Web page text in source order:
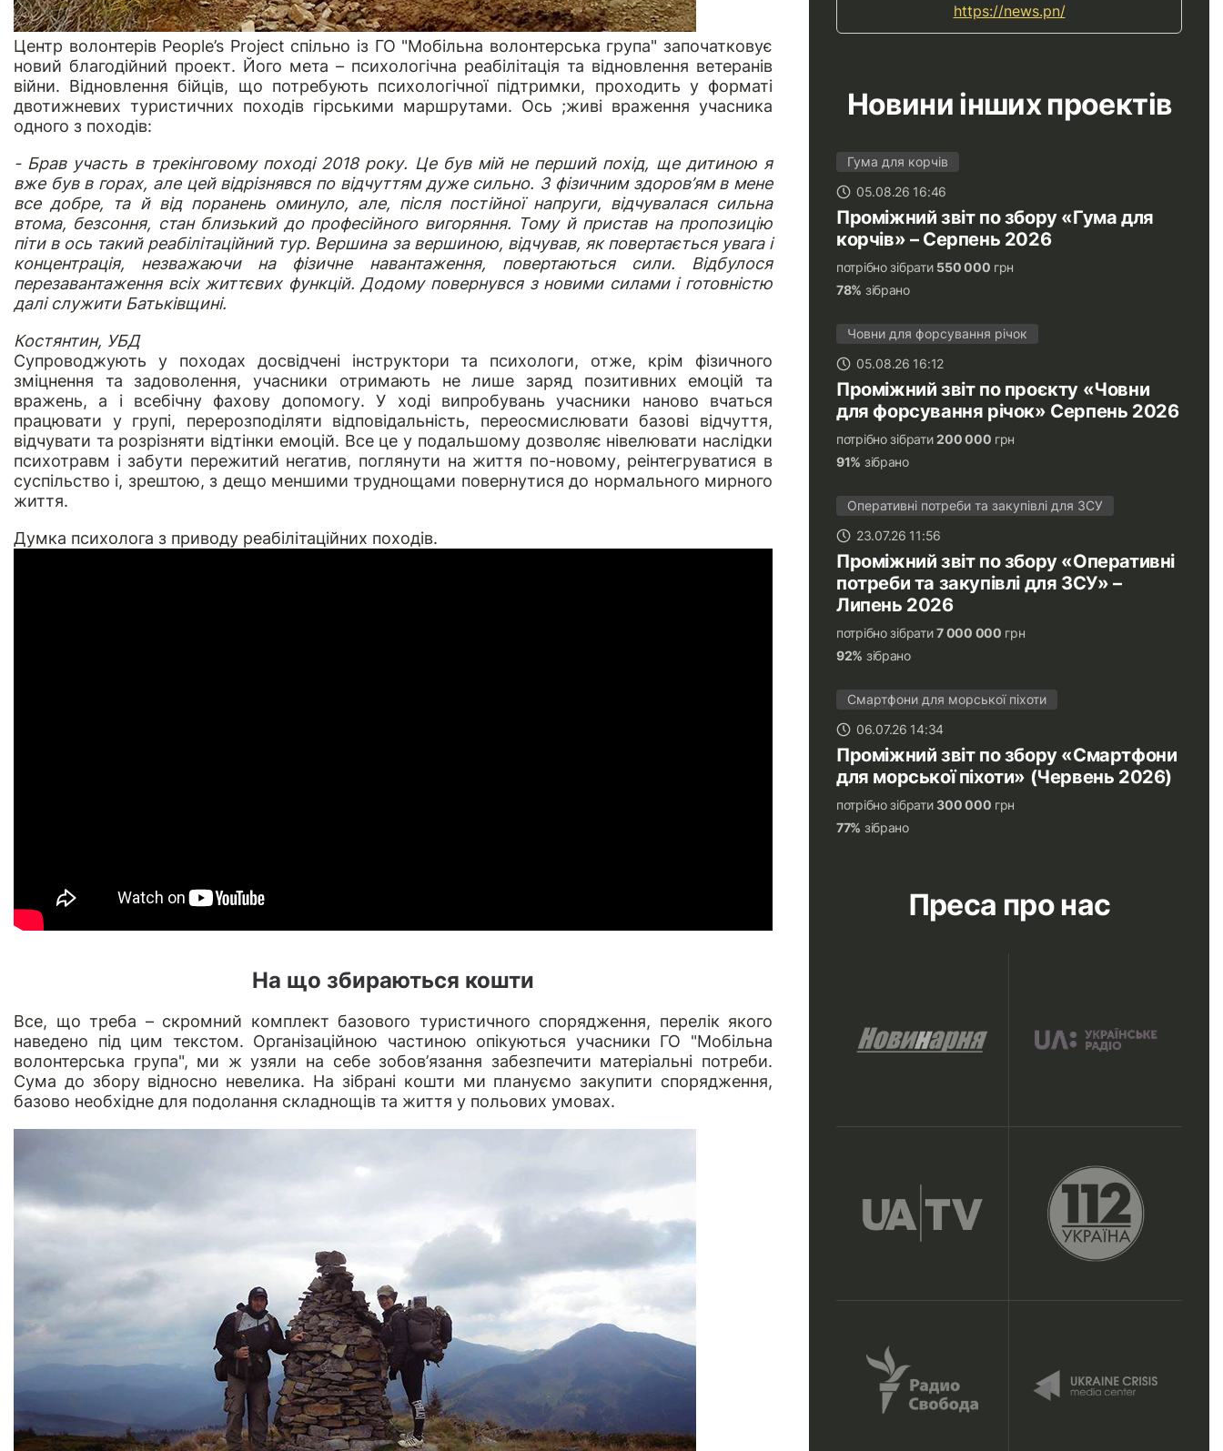
Центр волонтерів People’s Project спільно із ГО "Мобільна волонтерська група" започатковує
новий благодійний проект. Його мета – психологічна реабілітація та відновлення ветеранів
війни. Відновлення бійців, що потребують психологічної підтримки, проходить у форматі
двотижневих туристичних походів гірськими маршрутами. Ось ;живі враження учасника
одного з походів:
- Брав участь в трекінговому поході 2018 року. Це був мій не перший похід, ще дитиною я
вже був в горах, але цей відрізнявся по відчуттям дуже сильно. З фізичним здоров’ям в мене
все добре, та й від поранень оминуло, але, після постійної напруги, відчувалася сильна
втома, безсоння, стан близький до професійного вигоряння. Тому й пристав на пропозицію
піти в ось такий реабілітаційний тур. Вершина за вершиною, відчував, як повертається увага і
концентрація, незважаючи на фізичне навантаження, повертаються сили. Відбулося
перезавантаження всіх життєвих функцій. Додому повернувся з новими силами і готовністю
далі служити Батьківщині.
Костянтин, УБД
Супроводжують у походах досвідчені інструктори та психологи, отже, крім фізичного
зміцнення та задоволення, учасники отримають не лише заряд позитивних емоцій та
вражень, а і всебічну фахову допомогу. У ході випробувань учасники наново вчаться
працювати у групі, перерозподіляти відповідальність, переосмислювати базові відчуття,
відчувати та розрізняти відтінки емоцій. Все це у подальшому дозволяє нівелювати наслідки
психотравм і забути пережитий негатив, поглянути на життя по-новому, реінтегруватися в
суспільство і, зрештою, з дещо меншими труднощами повернутися до нормального мирного
життя.
Думка психолога з приводу реабілітаційних походів.
На що збираються кошти
Все, що треба – скромний комплект базового туристичного спорядження, перелік якого
наведено під цим текстом. Організаційною частиною опікуються учасники ГО "Мобільна
волонтерська група", ми ж узяли на себе зобов’язання забезпечити матеріальні потреби.
Сума до збору відносно невелика. На зібрані кошти ми плануємо закупити спорядження,
базово необхідне для подолання складнощів та життя у польових умовах.
https://news.pn/
Новини інших проектів
Гума для корчів
05.08.26 16:46
Проміжний звіт по збору «Гума для
корчів» – Серпень 2026
потрібно зібрати 550 000 грн
78% зібрано
Човни для форсування річок
05.08.26 16:12
Проміжний звіт по проєкту «Човни
для форсування річок» Серпень 2026
потрібно зібрати200 000 грн
91% зібрано
Оперативні потреби та закупівлі для ЗСУ
23.07.26 11:56
Проміжний звіт по збору «Оперативні
потреби та закупівлі для ЗСУ» –
Липень 2026
потрібно зібрати7 000 000 грн
92% зібрано
Смартфони для морської піхоти
06.07.26 14:34
Проміжний звіт по збору «Смартфони
для морської піхоти» (Червень 2026)
потрібно зібрати300 000 грн
77% зібрано
Преса про нас